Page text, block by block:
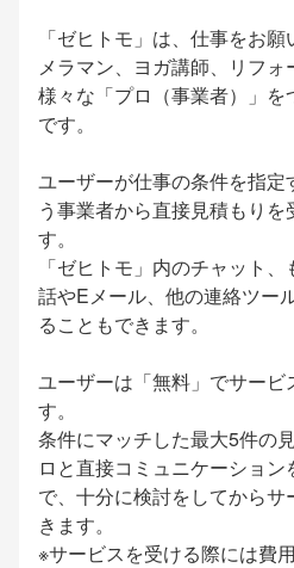
「ゼヒトモ」は、仕事をお
メラマン、ヨガ講師、リフ
様々な「プロ（事業者）」
です。
ユーザーが仕事の条件を指
う事業者から直接見積もりを
す。
「ゼヒトモ」内のチャット
話やEメール、他の連絡ツー
ることもできます。
ユーザーは「無料」でサービ
す。
条件にマッチした最大5件の
ロと直接コミュニケーショ
で、十分に検討をしてから
きます。
※サービスを受ける際には費